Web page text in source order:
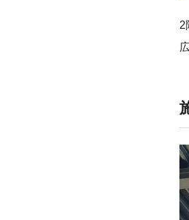
2